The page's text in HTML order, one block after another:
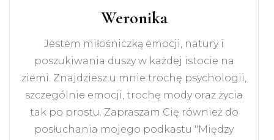
Weronika
Jestem miłośniczką emocji, natury i
poszukiwania duszy w każdej istocie na
ziemi. Znajdziesz u mnie trochę psychologii,
szczególnie emocji, trochę mody oraz życia
tak po prostu. Zapraszam Cię również do
posłuchania mojego podkastu "Między